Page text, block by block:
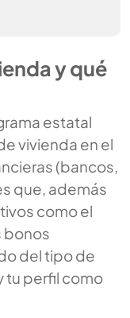
y qué
estatal
vivienda en el
(bancos,
que, además
como el
bonos
del tipo de
tu perfil como